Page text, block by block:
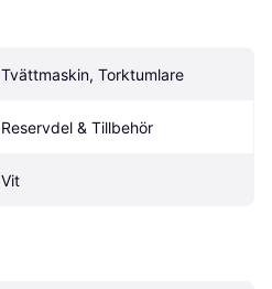
Tvättmaskin, Torktumlare
Reservdel & Tillbehör
Vit